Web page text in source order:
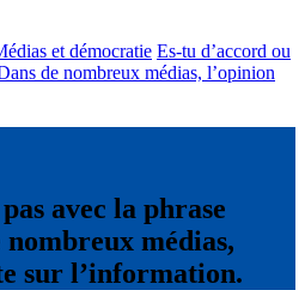
et démocratie Es-tu d’accord ou
de nombreux médias, l’opinion
avec la phrase
médias,
sur l’information.